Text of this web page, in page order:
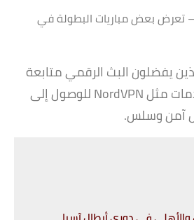
– تعرض بعض مباريات البطولة في
يفضلون البث الرقمي متابعة
المباراة باستخدام خدمات مثل NordVPN للوصول إلى
آمن وسلس.